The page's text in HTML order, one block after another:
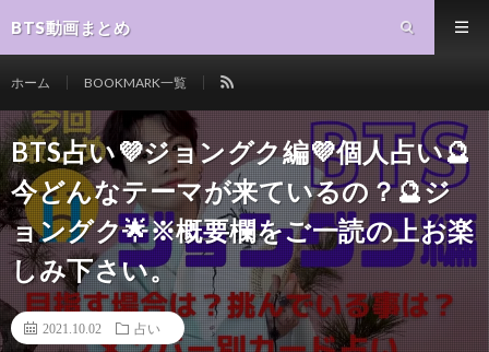
BTS動画まとめ
ホーム BOOKMARK一覧
BTS占い💜ジョングク編💜個人占い🔮
今どんなテーマが来ているの？🔮ジ
ョングク🌟※概要欄をご一読の上お楽
しみ下さい。
2021.10.02 占い